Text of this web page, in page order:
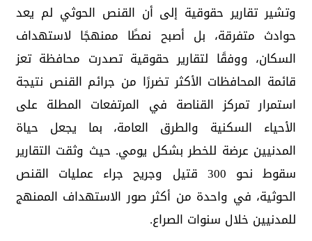
وتشير تقارير حقوقية إلى أن القنص الحوثي لم يعد
حوادث متفرقة، بل أصبح نمطًا ممنهجًا لاستهداف
السكان، ووفقًا لتقارير حقوقية تصدرت محافظة تعز
قائمة المحافظات الأكثر تضررًا من جرائم القنص نتيجة
استمرار تمركز القناصة في المرتفعات المطلة على
الأحياء السكنية والطرق العامة، بما يجعل حياة
المدنيين عرضة للخطر بشكل يومي. حيث وثقت التقارير
سقوط نحو 300 قتيل وجريح جراء عمليات القنص
الحوثية، في واحدة من أكثر صور الاستهداف الممنهج
للمدنيين خلال سنوات الصراع.